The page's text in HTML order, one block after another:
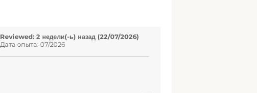
Reviewed: 2 недели(-ь) назад (22/07/2026)
Дата опыта: 07/2026